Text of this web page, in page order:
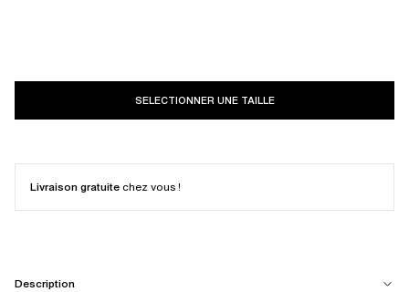
SELECTIONNER UNE TAILLE
Livraison gratuite chez vous !
Description